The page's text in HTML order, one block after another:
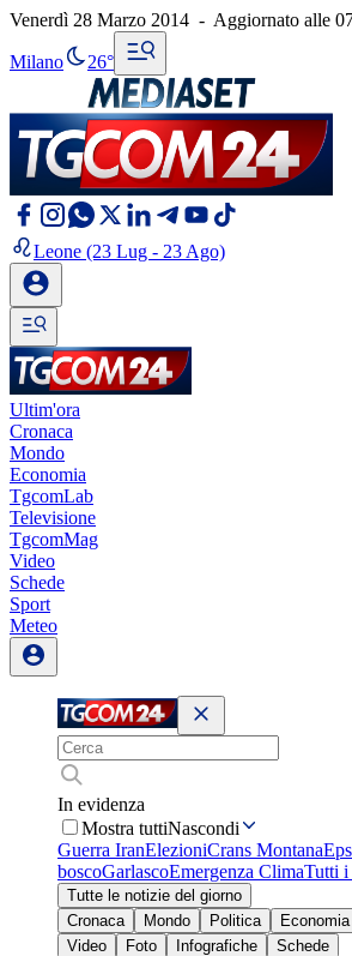
Venerdì 28 Marzo 2014 - Aggiornato alle
Milano 26°
Leone (23 Lug - 23 Ago)
Ultim'ora
Cronaca
Mondo
Economia
TgcomLab
Televisione
TgcomMag
Video
Schede
Sport
Meteo
In evidenza
Mostra tuttiNascondi
Guerra IranElezioniCrans Montana
boscoGarlascoEmergenza ClimaTutti i
Tutte le notizie del giorno
Cronaca
Mondo Politica Economia
Video
Foto Infografiche
Schede